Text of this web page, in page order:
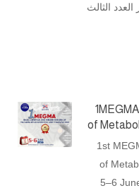
الثالث
of
1st
of
5–6